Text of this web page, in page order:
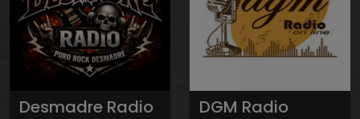
Desmadre Radio DGM Radio